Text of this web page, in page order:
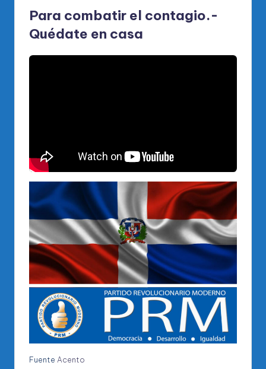
Para combatir el contagio.-
Quédate en casa
Fuente Acento